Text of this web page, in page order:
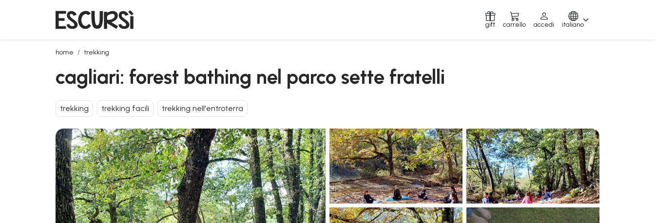
gift carrello accedi italiano
home trekking
cagliari: forest bathing nel parco sette fratelli
cagliari: forest bathing nel parco sette fratelli
trekking trekking facili trekking nell'entroterra